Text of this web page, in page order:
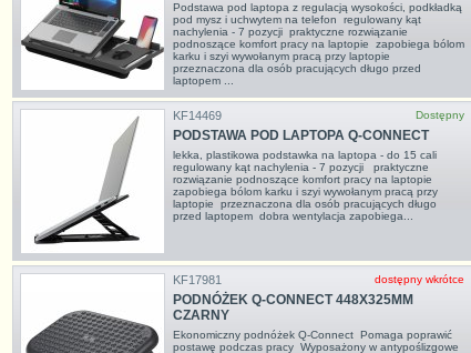
Podstawa pod laptopa z regulacją wysokości, podkładką
pod mysz i uchwytem na telefon regulowany kąt
nachylenia - 7 pozycji praktyczne rozwiązanie
podnoszące komfort pracy na laptopie zapobiega bólom
karku i szyi wywołanym pracą przy laptopie
przeznaczona dla osób pracujących długo przed
laptopem ...
Dostępny
KF14469
PODSTAWA POD LAPTOPA Q-CONNECT
lekka, plastikowa podstawka na laptopa - do 15 cali
regulowany kąt nachylenia - 7 pozycji praktyczne
rozwiązanie podnoszące komfort pracy na laptopie
zapobiega bólom karku i szyi wywołanym pracą przy
laptopie przeznaczona dla osób pracujących długo
przed laptopem dobra wentylacja zapobiega...
dostępny wkrótce
KF17981
PODNÓŻEK Q-CONNECT 448X325MM
CZARNY
Ekonomiczny podnóżek Q-Connect Pomaga poprawić
postawę podczas pracy Wyposażony w antypoślizgowe